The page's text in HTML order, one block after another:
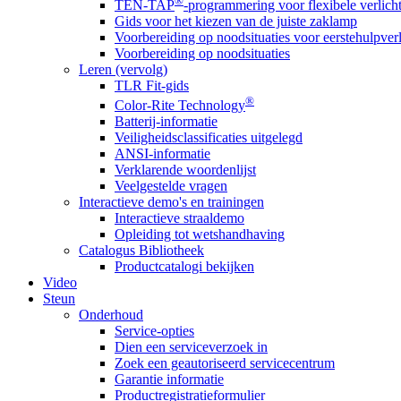
TEN-TAP -programmering voor flexibele
Gids voor het kiezen van de juiste zaklamp
Voorbereiding op noodsituaties voor
Voorbereiding op noodsituaties
Leren (vervolg)
TLR Fit-gids
Color-Rite Technology®
Batterij-informatie
Veiligheidsclassificaties uitgelegd
ANSI-informatie
Verklarende woordenlijst
Veelgestelde vragen
Interactieve demo's en trainingen
Interactieve straaldemo
Opleiding tot wetshandhaving
Catalogus Bibliotheek
Productcatalogi bekijken
Video
Steun
Onderhoud
Service-opties
Dien een serviceverzoek in
Zoek een geautoriseerd servicecentrum
Garantie informatie
Productregistratieformulier